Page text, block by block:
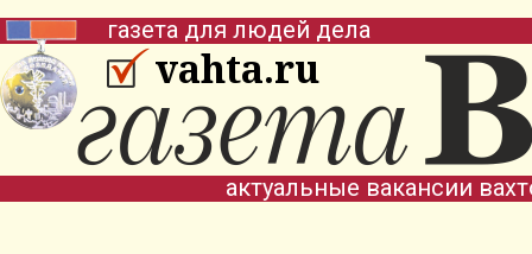
vahta.ru
газета для людей дела
актуальные вакансии